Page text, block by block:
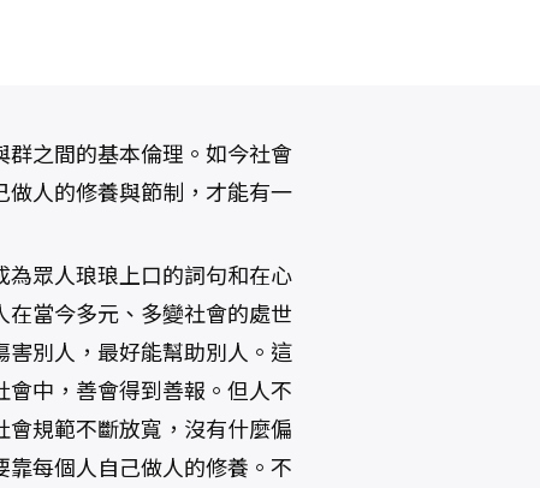
之間的基本倫理。如今社會
人的修養與節制，才能有一
眾人琅琅上口的詞句和在心
當今多元、多變社會的處世
別人，最好能幫助別人。這
中，善會得到善報。但人不
規範不斷放寬，沒有什麼偏
每個人自己做人的修養。不